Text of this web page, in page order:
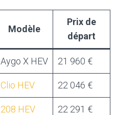
Modèle
Prix de
départ
Aygo X HEV 21 960 €
Clio HEV 22 046 €
208 HEV 22 291 €